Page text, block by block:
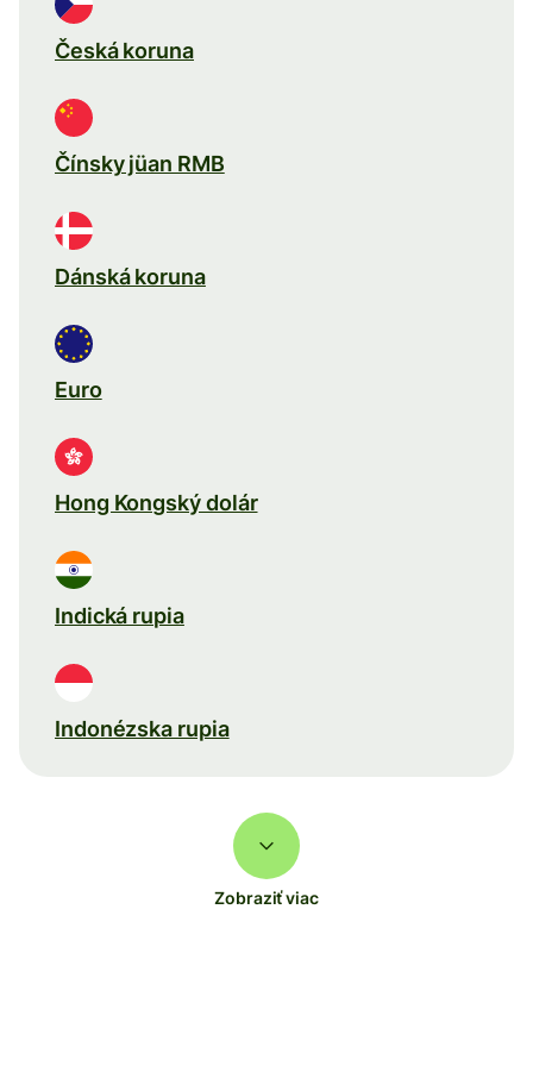
Česká koruna
Čínsky jüan RMB
Dánská koruna
Euro
Hong Kongský dolár
Indická rupia
Indonézska rupia
Zobraziť viac